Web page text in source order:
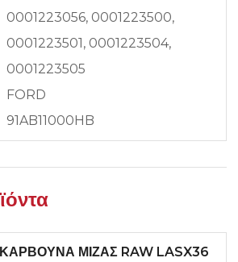
0001223056, 0001223500,
0001223501, 0001223504,
0001223505
FORD
91AB11000HB
ΚΑΡΒΟΥΝΑ ΜΙΖΑΣ RAW LASX36